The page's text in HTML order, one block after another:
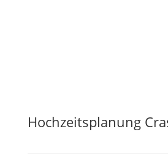
Hochzeitsplanung